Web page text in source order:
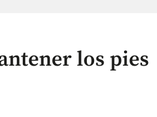
los pies